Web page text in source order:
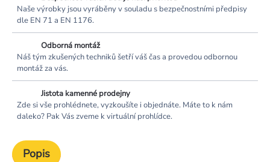
Naše výrobky jsou vyráběny v souladu s bezpečnostními předpisy
dle EN 71 a EN 1176.
Odborná montáž
Náš tým zkušených techniků šetří váš čas a provedou odbornou
montáž za vás.
Jistota kamenné prodejny
Zde si vše prohlédnete, vyzkoušíte i objednáte. Máte to k nám
daleko? Pak Vás zveme k virtuální prohlídce.
Popis